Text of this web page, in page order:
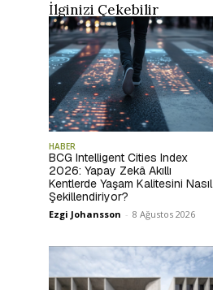
İlginizi Çekebilir
HABER
BCG Intelligent Cities Index
2026: Yapay Zekâ Akıllı
Kentlerde Yaşam Kalitesini Nasıl
Şekillendiriyor?
Ezgi Johansson - 8 Ağustos 2026